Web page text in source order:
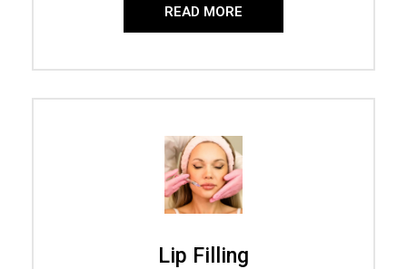
READ MORE
Lip Filling